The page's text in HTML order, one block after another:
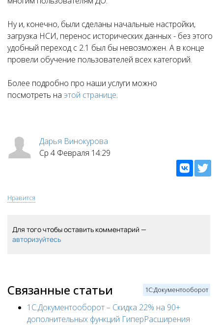
Ну и, конечно, были сделаны начальные настройки,
загрузка НСИ, перенос исторических данных - без этого
удобный переход с 2.1 был бы невозможен. А в конце
провели обучение пользователей всех категорий.
Более подробно про наши услуги можно
посмотреть на этой странице.
Дарья Винокурова
Ср 4 Февраля 14:29
Нравится
Для того чтобы оставить комментарий —
авторизуйтесь
1С:Документооборот
Связанные статьи
1С:Документооборот – Скидка 22% на 90+
дополнительных функций ГиперРасширения